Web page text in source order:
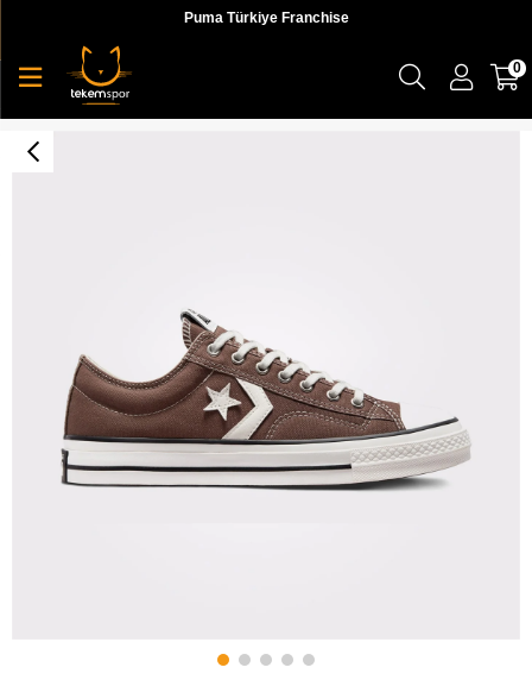
Puma Türkiye Franchise
0